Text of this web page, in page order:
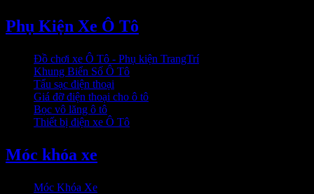
Phụ Kiện Xe Ô Tô
Đồ chơi xe Ô Tô - Phụ kiện TrangTrí
Khung Biển Số Ô Tô
Tẩu sạc điện thoại
Giá đỡ điện thoại cho ô tô
Bọc vô lăng ô tô
Thiết bị điện xe Ô Tô
Móc khóa xe
Móc Khóa Xe